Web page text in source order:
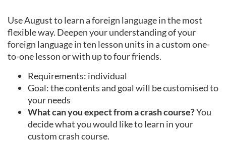
Use August to learn a foreign language in the most
flexible way. Deepen your understanding of your
foreign language in ten lesson units in a custom one-
to-one lesson or with up to four friends.
Requirements: individual
Goal: the contents and goal will be customised to
your needs
What can you expect from a crash course?You
decide what you would like to learn in your
custom crash course.